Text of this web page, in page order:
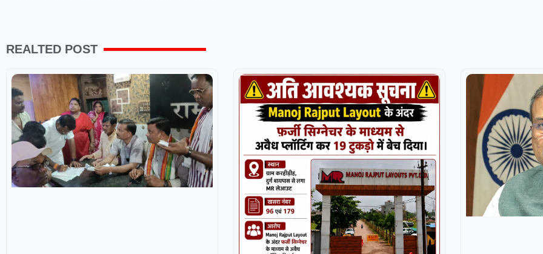
REALTED POST